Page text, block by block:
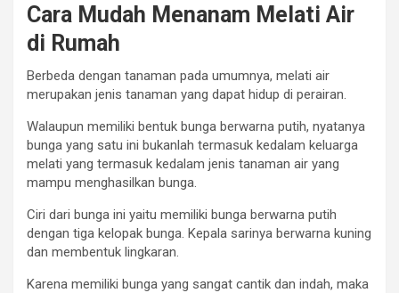
Cara Mudah Menanam Melati Air
di Rumah
Berbeda dengan tanaman pada umumnya, melati air
merupakan jenis tanaman yang dapat hidup di perairan.
Walaupun memiliki bentuk bunga berwarna putih, nyatanya
bunga yang satu ini bukanlah termasuk kedalam keluarga
melati yang termasuk kedalam jenis tanaman air yang
mampu menghasilkan bunga.
Ciri dari bunga ini yaitu memiliki bunga berwarna putih
dengan tiga kelopak bunga. Kepala sarinya berwarna kuning
dan membentuk lingkaran.
Karena memiliki bunga yang sangat cantik dan indah, maka